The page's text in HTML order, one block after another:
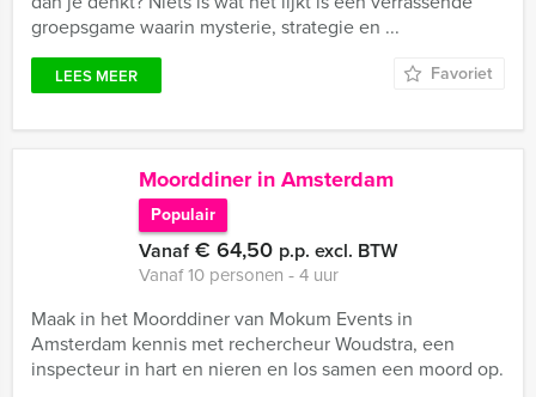
groepsgame waarin mysterie, strategie en ...
LEES MEER Favoriet
Moorddiner in Amsterdam
Populair
Vanaf€ 64,50 p.p. excl. BTW
Vanaf 10 personen ‐ 4 uur
Maak in het Moorddiner van Mokum Events in
Amsterdam kennis met rechercheur Woudstra, een
inspecteur in hart en nieren en los samen een moord op.